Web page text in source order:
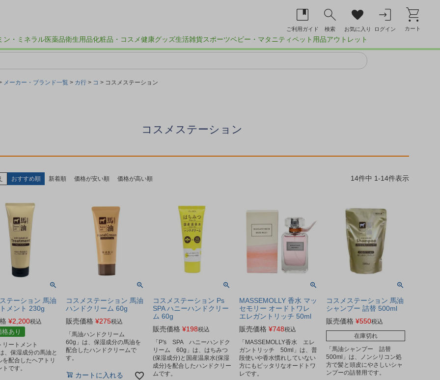
ご利用ガイド 検索 お気に入り ログイン カート
ン・ミネラル医薬品衛生用品化粧品・コスメ健康グッズ生活雑貨スポーツベビー・マタニティペット用品アウトレット
メーカー・ブランド一覧 カ行 コ コスメステーション
コスメステーション
おすすめ順 新着順 価格が安い順 価格が高い順 14件中 1-14件表示
テーション 馬油
メント 230g
¥2,200税込
あり
リートメント
、保湿成分の馬油と
を配合したヘアトリ
です。
コスメステーション 馬油
ハンドクリーム 60g
販売価格 ¥275税込
「馬油ハンドクリーム
60g」は、保湿成分の馬油を
配合したハンドクリームで
す。
カートに入れる
コスメステーション Ps
SPA ハニーハンドクリー
ム 60g
販売価格 ¥198税込
「P's SPA ハニーハンドク
リーム 60g」は、はちみつ
(保湿成分)と国産温泉水(保湿
成分)を配合したハンドクリー
ムです。
MASSEMOLLY 香水 マッ
セモリー オードトワレ
エレガントリッチ 50ml
販売価格 ¥748税込
「MASSEMOLLY香水 エレ
ガントリッチ 50ml」は、普
段使いや香水慣れしていない
方にもピッタリなオードトワ
レです。
コスメステーション 馬油
シャンプー 詰替 500ml
販売価格 ¥550税込
在庫切れ
「馬油シャンプー 詰替
500ml」は、ノンシリコン処
方で髪と頭皮にやさしいシャ
ンプーの詰替用です。